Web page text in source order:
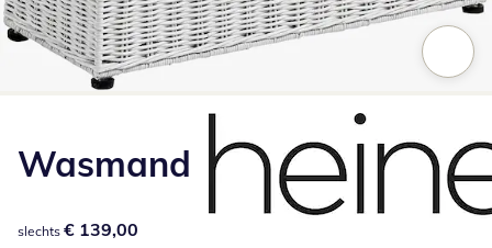
Wasmand
€ 139,00
slechts € 139,00